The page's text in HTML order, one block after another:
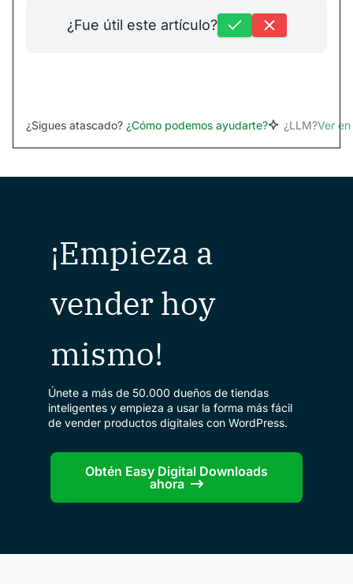
¿Fue útil este artículo?
¿Sigues atascado? ¿Cómo podemos ayudarte? ¿LLM?Ver
¡Empieza a
vender hoy
mismo!
Únete a más de 50.000 dueños de tiendas
inteligentes y empieza a usar la forma más fácil
de vender productos digitales con WordPress.
Obtén Easy Digital Downloads
ahora